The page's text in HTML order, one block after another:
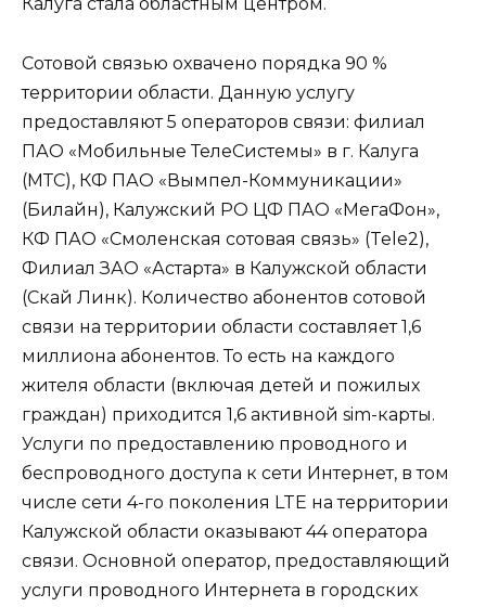
Калуга стала областным центром.
Сотовой связью охвачено порядка 90 %
территории области. Данную услугу
предоставляют 5 операторов связи: филиал
ПАО «Мобильные ТелеСистемы» в г. Калуга
(МТС), КФ ПАО «Вымпел-Коммуникации»
(Билайн), Калужский РО ЦФ ПАО «МегаФон»,
КФ ПАО «Смоленская сотовая связь» (Tele2),
Филиал ЗАО «Астарта» в Калужской области
(Скай Линк). Количество абонентов сотовой
связи на территории области составляет 1,6
миллиона абонентов. То есть на каждого
жителя области (включая детей и пожилых
граждан) приходится 1,6 активной sim-карты.
Услуги по предоставлению проводного и
беспроводного доступа к сети Интернет, в том
числе сети 4-го поколения LTE на территории
Калужской области оказывают 44 оператора
связи. Основной оператор, предоставляющий
услуги проводного Интернета в городских